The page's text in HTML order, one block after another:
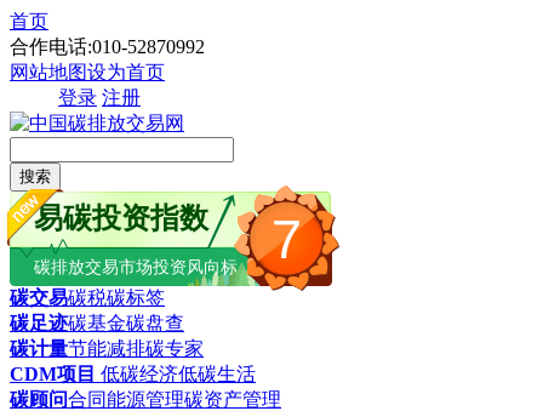
首页
合作电话:010-52870992
网站地图设为首页
登录 注册
搜索
7
易碳投资指数
碳排放交易市场投资风向标
碳交易碳税碳标签
碳足迹碳基金碳盘查
碳计量节能减排碳专家
CDM项目 低碳经济低碳生活
碳顾问合同能源管理碳资产管理